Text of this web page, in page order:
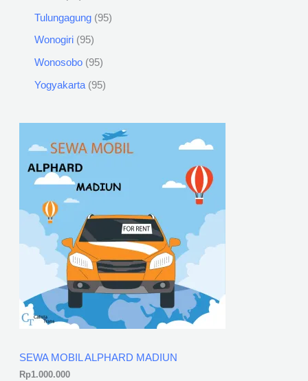
Tulungagung 95
Wonogiri 95
Wonosobo 95
Yogyakarta 95
SEWA MOBIL ALPHARD MADIUN
Rp1.000.000